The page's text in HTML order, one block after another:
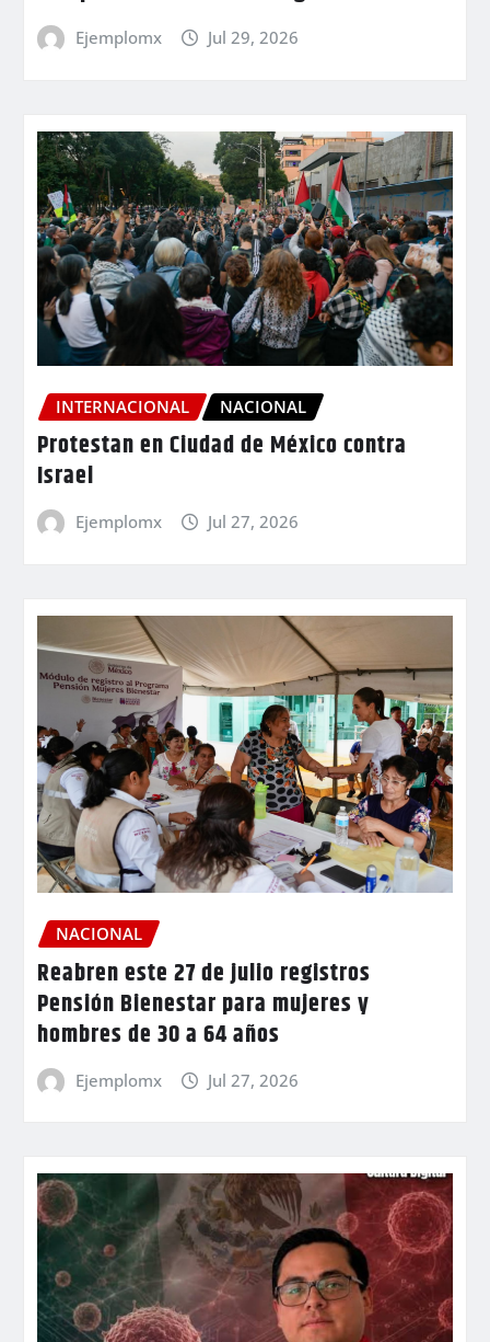
Ejemplomx Jul 29, 2026
INTERNACIONAL NACIONAL
Protestan en Ciudad de México contra
Israel
Ejemplomx Jul 27, 2026
NACIONAL
Reabren este 27 de julio registros
Pensión Bienestar para mujeres y
hombres de 30 a 64 años
Ejemplomx Jul 27, 2026